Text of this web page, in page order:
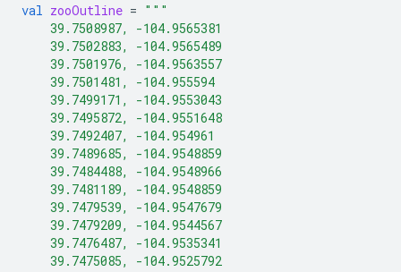
val zooOutline = """
    39.7508987, -104.9565381
    39.7502883, -104.9565489
    39.7501976, -104.9563557
    39.7501481, -104.955594
    39.7499171, -104.9553043
    39.7495872, -104.9551648
    39.7492407, -104.954961
    39.7489685, -104.9548859
    39.7484488, -104.9548966
    39.7481189, -104.9548859
    39.7479539, -104.9547679
    39.7479209, -104.9544567
    39.7476487, -104.9535341
    39.7475085, -104.9525792